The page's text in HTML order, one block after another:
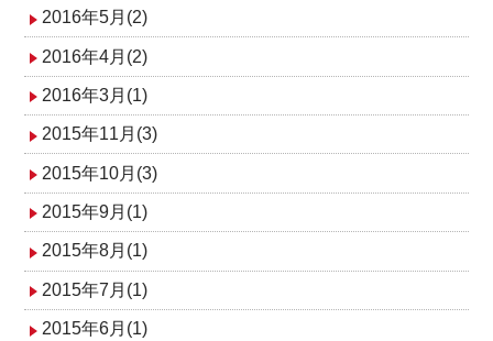
2016年5月(2)
2016年4月(2)
2016年3月(1)
2015年11月(3)
2015年10月(3)
2015年9月(1)
2015年8月(1)
2015年7月(1)
2015年6月(1)